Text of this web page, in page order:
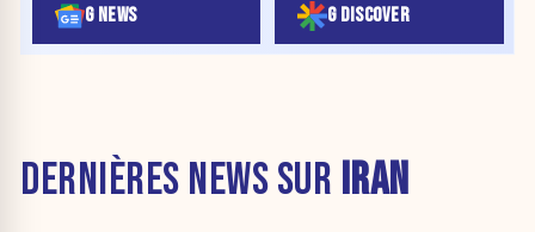
G NEWS G DISCOVER
DERNIÈRES NEWS SUR IRAN